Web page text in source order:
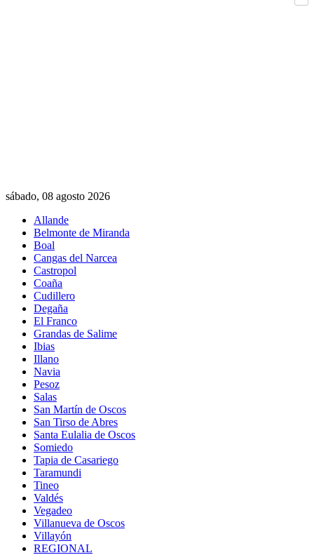
sábado, 08 agosto 2026
Allande
Belmonte de Miranda
Boal
Cangas del Narcea
Castropol
Coaña
Cudillero
Degaña
El Franco
Grandas de Salime
Ibias
Illano
Navia
Pesoz
Salas
San Martín de Oscos
San Tirso de Abres
Santa Eulalia de Oscos
Somiedo
Tapia de Casariego
Taramundi
Tineo
Valdés
Vegadeo
Villanueva de Oscos
Villayón
REGIONAL